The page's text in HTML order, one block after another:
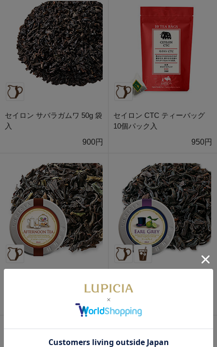
セイロン サバラガムワ 50g 袋
入
900円
セイロン CTC ティーバッグ
10個パック入
950円
1,030円
入